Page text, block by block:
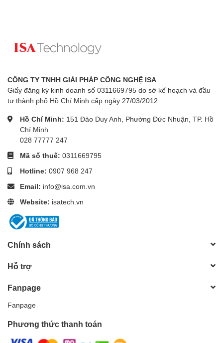
CÔNG TY TNHH GIẢI PHÁP CÔNG NGHỆ ISA
Giấy đăng ký kinh doanh số 0311669795 do sở kế hoạch và đầu
tư thành phố Hồ Chí Minh cấp ngày 27/03/2012
Hồ Chí Minh: 151 Đào Duy Anh, Phường Đức Nhuận, TP. Hồ
Chí Minh
028 77777 247
Mã số thuế: 0311669795
Hotline: 0907 968 247
Email: info@isa.com.vn
Website: isatech.vn
Chính sách
Hỗ trợ
Fanpage
Fanpage
Phương thức thanh toán